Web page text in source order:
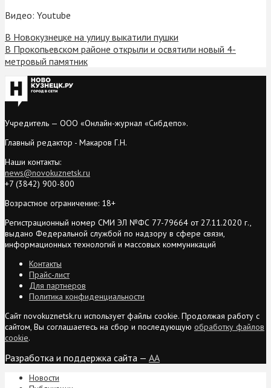
Видео: Youtube
В Новокузнецке на улицу выкатили пушки
В Прокопьевском районе открыли и освятили новый 4-
метровый памятник
Учредитель — ООО «Онлайн-журнал «Сибдепо».
Главный редактор - Макаров Г.Н.
Наши контакты:
news@novokuznetsk.ru
+7 (3842) 900-800
Возрастное ограничение: 18+
Регистрационный номер СМИ ЭЛ №ФС 77-79664 от 27.11.2020 г.,
выдано Федеральной службой по надзору в сфере связи,
информационных технологий и массовых коммуникаций
Контакты
Прайс-лист
Для партнеров
Политика конфиденциальности
Сайт novokuznetsk.ru использует файлы cookie. Продолжая работу с
сайтом, Вы соглашаетесь на сбор и последующую обработку файлов
cookie.
Разработка и поддержка сайта — AA
Новости